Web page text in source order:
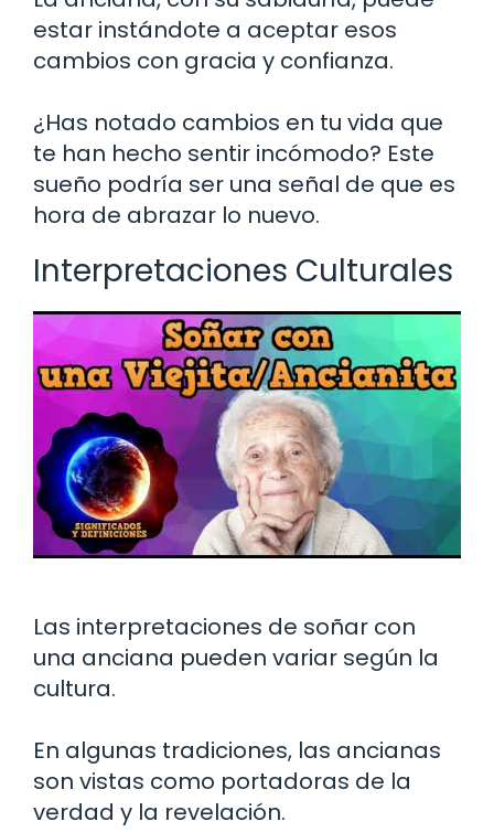
estar instándote a aceptar esos
cambios con gracia y confianza.
¿Has notado cambios en tu vida que
te han hecho sentir incómodo? Este
sueño podría ser una señal de que es
hora de abrazar lo nuevo.
Interpretaciones Culturales
Las interpretaciones de soñar con
una anciana pueden variar según la
cultura.
En algunas tradiciones, las ancianas
son vistas como portadoras de la
verdad y la revelación.